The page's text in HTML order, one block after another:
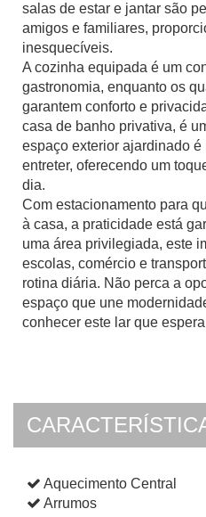
salas de estar e jantar são
amigos e familiares,
inesquecíveis.
A cozinha equipada é um
gastronomia, enquanto os
garantem conforto e
casa de banho privativa, é
espaço exterior ajardinado
entreter, oferecendo um
dia.
Com estacionamento para
à casa, a praticidade está
uma área privilegiada, este
escolas, comércio e
rotina diária. Não perca a
espaço que une
conhecer este lar que
Aquecimento Central
Arrumos